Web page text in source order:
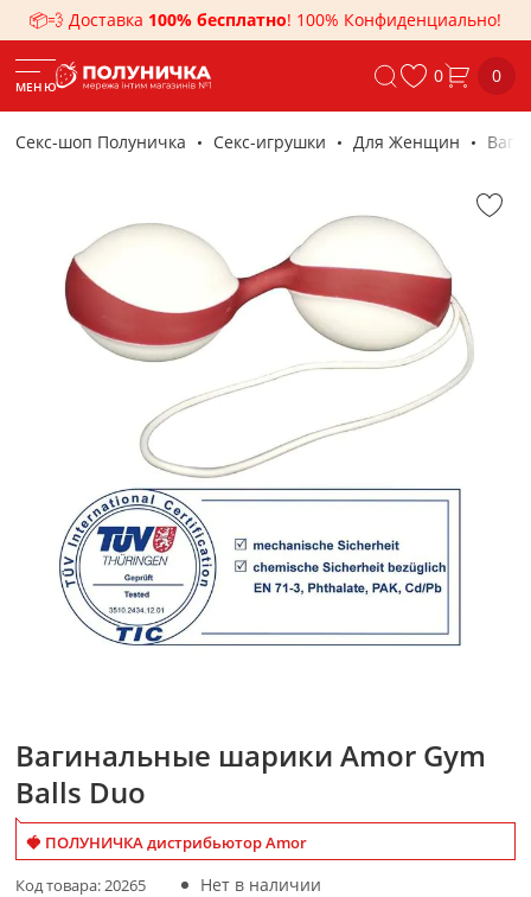
📦💨 Доставка 100% бесплатно! 100% Конфиденциально!
МЕНЮ 0 0
Секс-шоп Полуничка Секс-игрушки Для Женщин
Вагинальные шарики Amor Gym
Balls Duo
🍓 ПОЛУНИЧКА дистрибьютор Amor
Код товара:20265 Нет в наличии